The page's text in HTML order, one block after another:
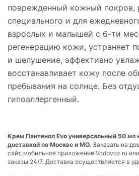
поврежденный кожный покров,
специального и для
взрослых и малышей с 6-ти
регенерацию кожи, устраняет
и шелушение, эффективно
восстанавливает кожу после
пребывания на солнце. Без
гипоаллергенный.
Крем Пантенол Evo универсальный 50 мл
доставкой по Москве и МО. Заказать на
сайт, мобильное приложение Vodovoz.ru
заказы 24/7. Доставка осуществляется в